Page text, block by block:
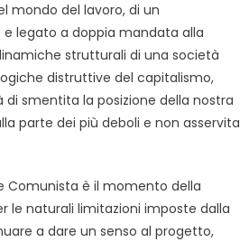
mondo del lavoro, di un
legato a doppia mandata alla
strutturali di una società
distruttive del capitalismo,
smentita la posizione della nostra
parte dei più deboli e non asservita
Comunista è il momento della
le naturali limitazioni imposte dalla
a dare un senso al progetto,